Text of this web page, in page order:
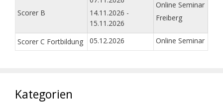
Scorer B
14.11.2026 -
15.11.2026
Online Seminar
Freiberg
Scorer C Fortbildung 05.12.2026 Online Seminar
Kategorien